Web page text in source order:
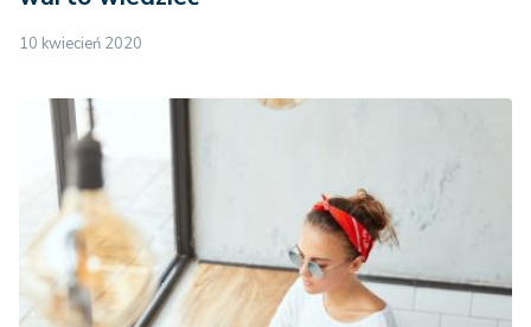
10 kwiecień 2020